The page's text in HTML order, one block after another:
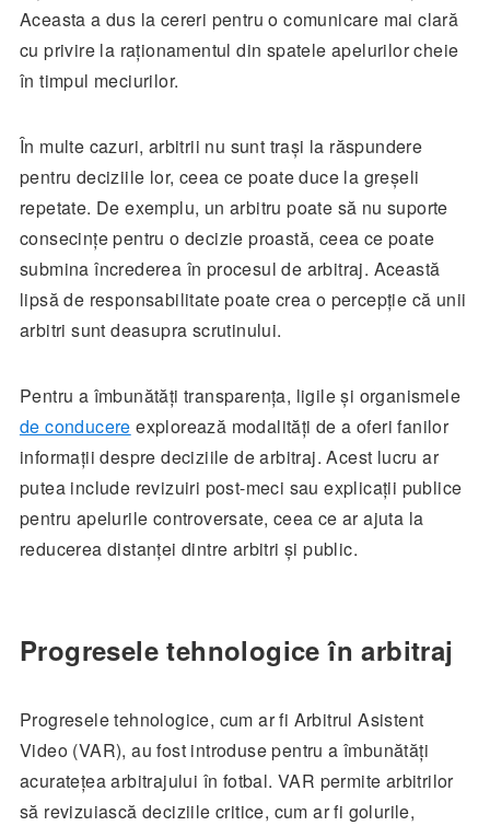
Aceasta a dus la cereri pentru o comunicare mai clară
cu privire la raționamentul din spatele apelurilor cheie
în timpul meciurilor.
În multe cazuri, arbitrii nu sunt trași la răspundere
pentru deciziile lor, ceea ce poate duce la greșeli
repetate. De exemplu, un arbitru poate să nu suporte
consecințe pentru o decizie proastă, ceea ce poate
submina încrederea în procesul de arbitraj. Această
lipsă de responsabilitate poate crea o percepție că unii
arbitri sunt deasupra scrutinului.
Pentru a îmbunătăți transparența, ligile și organismele
de conducere explorează modalități de a oferi fanilor
informații despre deciziile de arbitraj. Acest lucru ar
putea include revizuiri post-meci sau explicații publice
pentru apelurile controversate, ceea ce ar ajuta la
reducerea distanței dintre arbitri și public.
Progresele tehnologice în arbitraj
Progresele tehnologice, cum ar fi Arbitrul Asistent
Video (VAR), au fost introduse pentru a îmbunătăți
acuratețea arbitrajului în fotbal. VAR permite arbitrilor
să revizuiască deciziile critice, cum ar fi golurile,